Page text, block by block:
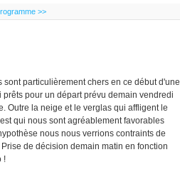
>>
particulièrement chers en ce début d'une
pour un départ prévu demain vendredi
Outre la neige et le verglas qui affligent le
qui nous sont agréablement favorables
nous nous verrions contraints de
de décision demain matin en fonction
!